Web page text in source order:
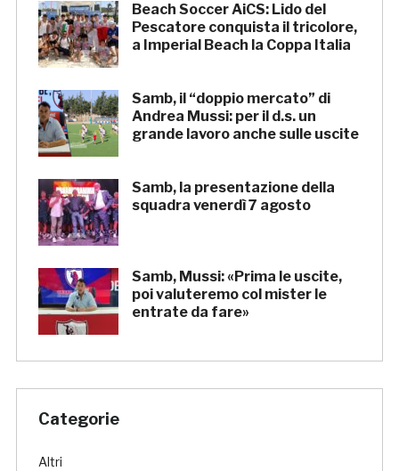
Beach Soccer AiCS: Lido del
Pescatore conquista il tricolore,
a Imperial Beach la Coppa Italia
Samb, il “doppio mercato” di
Andrea Mussi: per il d.s. un
grande lavoro anche sulle uscite
Samb, la presentazione della
squadra venerdì 7 agosto
Samb, Mussi: «Prima le uscite,
poi valuteremo col mister le
entrate da fare»
Categorie
Altri